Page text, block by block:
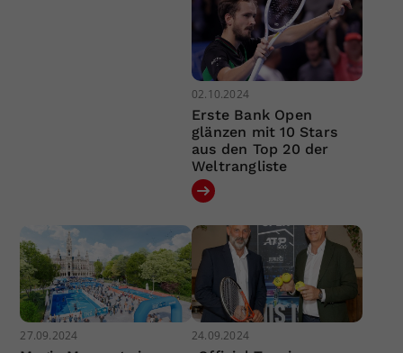
02.10.2024
Erste Bank Open
glänzen mit 10 Stars
aus den Top 20 der
Weltrangliste
27.09.2024 24.09.2024